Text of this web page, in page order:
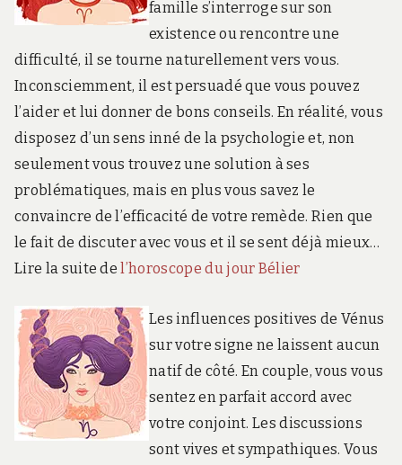
famille s’interroge sur son
existence ou rencontre une
difficulté, il se tourne naturellement vers vous.
Inconsciemment, il est persuadé que vous pouvez
l’aider et lui donner de bons conseils. En réalité, vous
disposez d’un sens inné de la psychologie et, non
seulement vous trouvez une solution à ses
problématiques, mais en plus vous savez le
convaincre de l’efficacité de votre remède. Rien que
le fait de discuter avec vous et il se sent déjà mieux…
Lire la suite del’horoscope du jour Bélier
Les influences positives de Vénus
sur votre signe ne laissent aucun
natif de côté. En couple, vous vous
sentez en parfait accord avec
votre conjoint. Les discussions
sont vives et sympathiques. Vous